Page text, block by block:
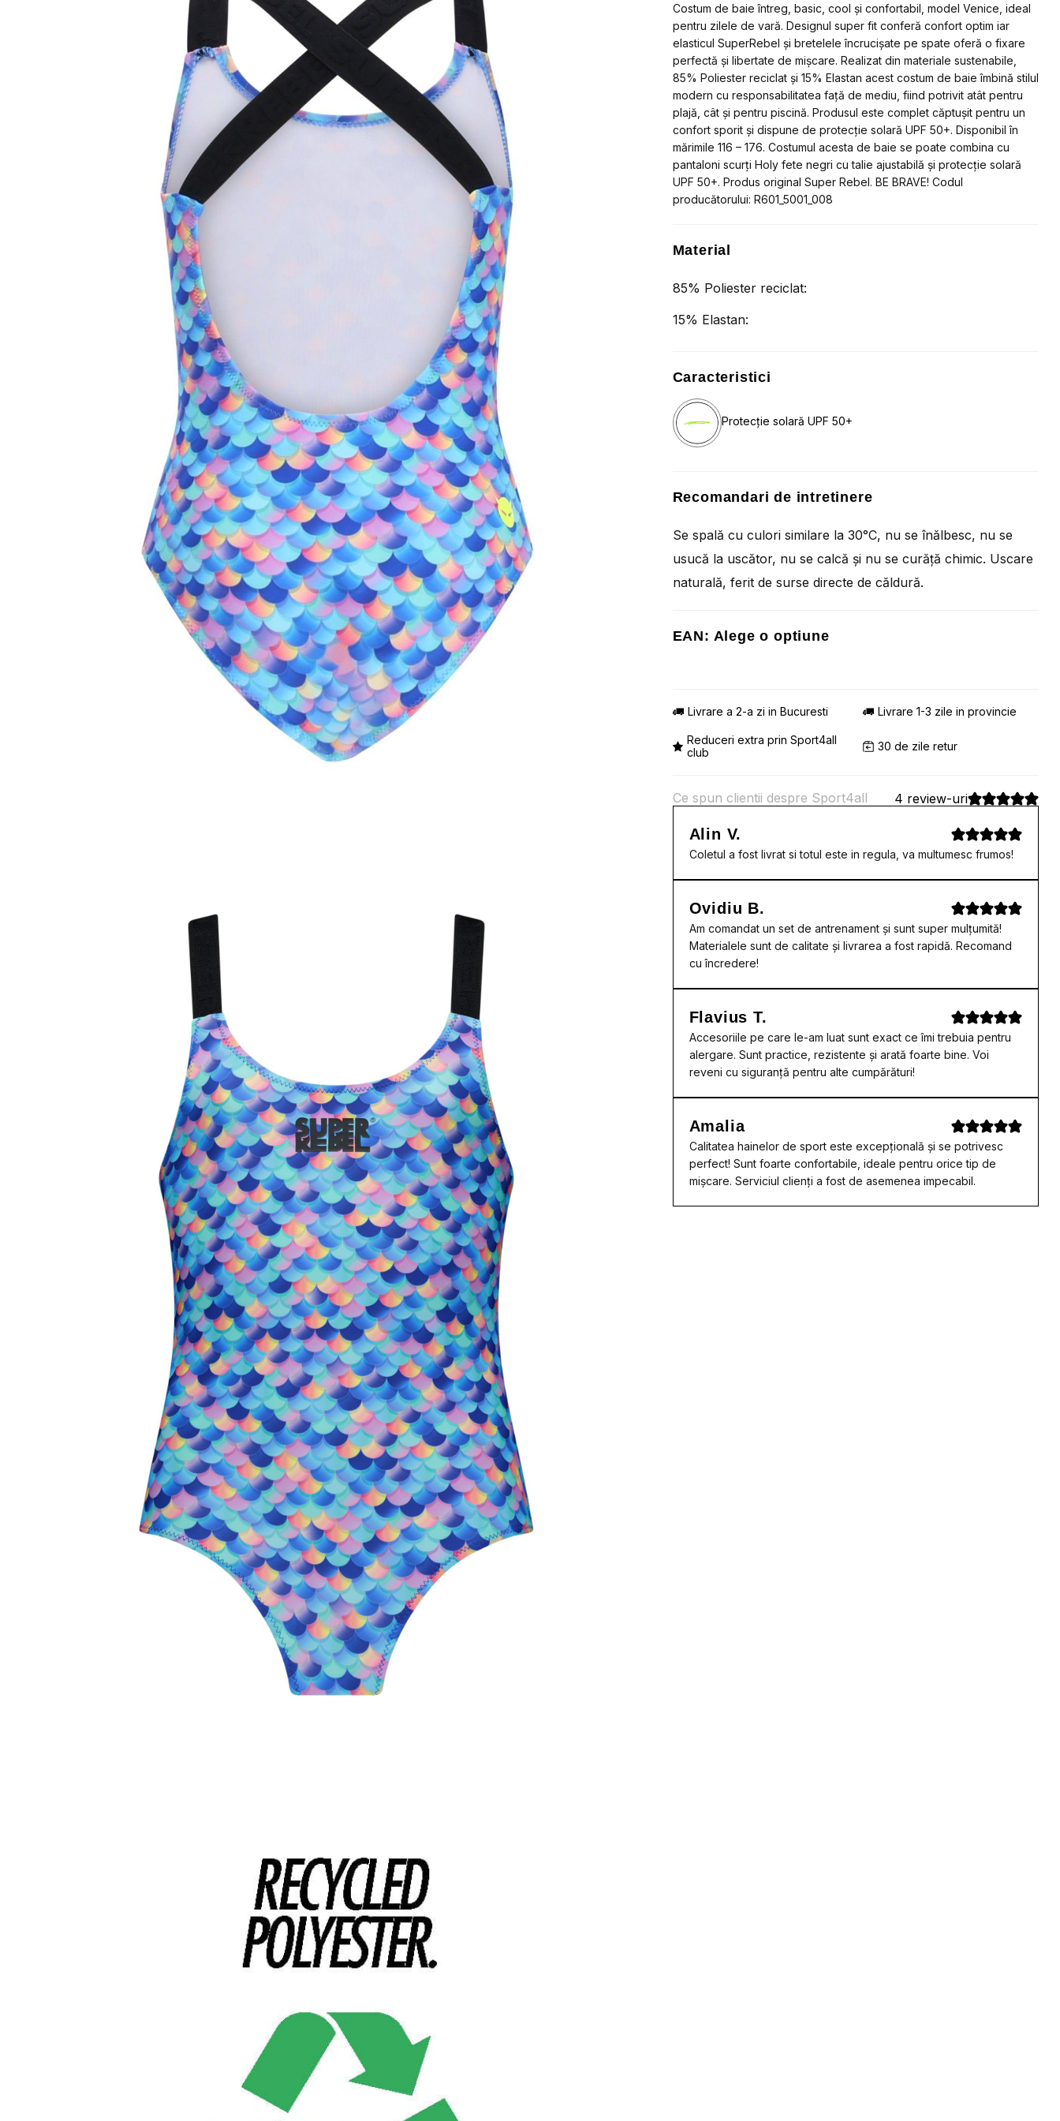
și
protecție
solară
UPF
50+
Costum de baie întreg, basic, cool și confortabil, model Venice, ideal
pentru zilele de vară. Designul super fit conferă confort optim iar
elasticul SuperRebel și bretelele încrucișate pe spate oferă o fixare
perfectă și libertate de mișcare. Realizat din materiale sustenabile,
85% Poliester reciclat și 15% Elastan acest costum de baie îmbină stilul
modern cu responsabilitatea față de mediu, fiind potrivit atât pentru
plajă, cât și pentru piscină. Produsul este complet căptușit pentru un
confort sporit și dispune de protecție solară UPF 50+. Disponibil în
mărimile 116 – 176. Costumul acesta de baie se poate combina cu
pantaloni scurți Holy fete negri cu talie ajustabilă și protecție solară
UPF 50+. Produs original Super Rebel. BE BRAVE! Codul
producătorului: R601_5001_008
Material
85% Poliester reciclat:
15% Elastan:
Caracteristici
Protecție solară UPF 50+
Recomandari de intretinere
Se spală cu culori similare la 30°C, nu se înălbesc, nu se
usucă la uscător, nu se calcă și nu se curăță chimic. Uscare
naturală, ferit de surse directe de căldură.
EAN: Alege o optiune
Livrare a 2-a zi in Bucuresti Livrare 1-3 zile in provincie
Reduceri extra prin Sport4all
club
30 de zile retur
Ce spun clientii despre Sport4all 4 review-uri
Alin V.
Coletul a fost livrat si totul este in regula, va multumesc frumos!
Ovidiu B.
Am comandat un set de antrenament și sunt super mulțumită!
Materialele sunt de calitate și livrarea a fost rapidă. Recomand
cu încredere!
Flavius T.
Accesoriile pe care le-am luat sunt exact ce îmi trebuia pentru
alergare. Sunt practice, rezistente și arată foarte bine. Voi
reveni cu siguranță pentru alte cumpărături!
Amalia
Calitatea hainelor de sport este excepțională și se potrivesc
perfect! Sunt foarte confortabile, ideale pentru orice tip de
mișcare. Serviciul clienți a fost de asemenea impecabil.